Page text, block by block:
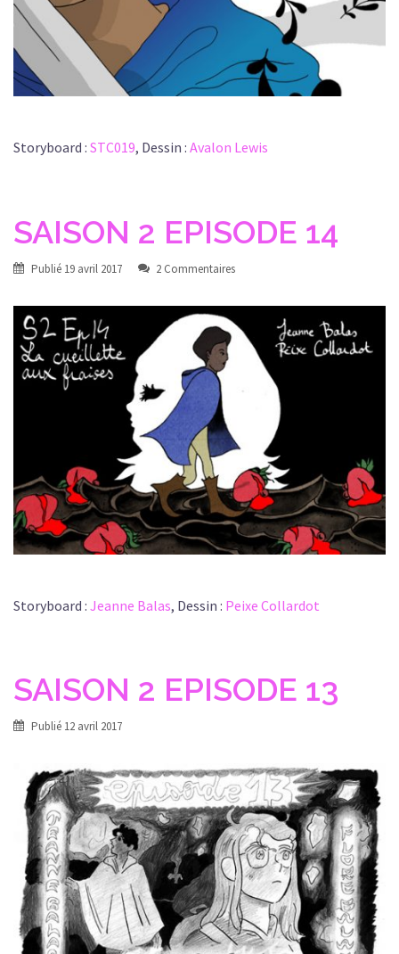
Storyboard : STC019, Dessin : Avalon Lewis
SAISON 2 EPISODE 14
Publié 19 avril 2017 2 Commentaires
Storyboard : Jeanne Balas, Dessin : Peixe Collardot
SAISON 2 EPISODE 13
Publié 12 avril 2017